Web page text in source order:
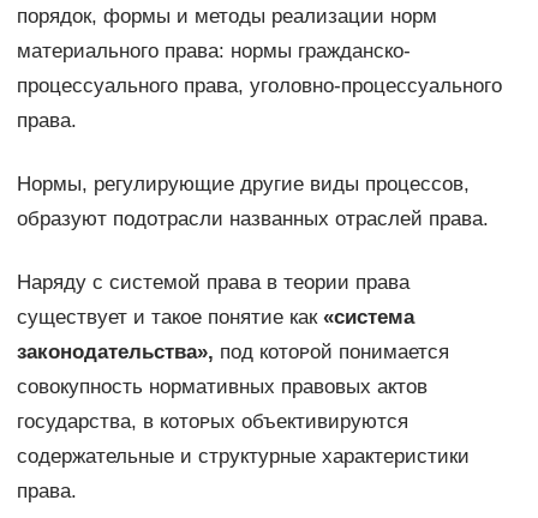
порядок, формы и методы реализации норм
материального права: нормы гражданско-
процессуального права, уголовно-процессуального
права.
Нормы, регулирующие другие виды процессов,
образуют подотрасли названных отраслей права.
Наряду с системой права в теории права
существует и такое понятие как «система
законодательства», под кᴏᴛᴏᴩой понимается
совокупность нормативных правовых актов
государства, в кᴏᴛᴏᴩых объективируются
содержательные и структурные характеристики
права.